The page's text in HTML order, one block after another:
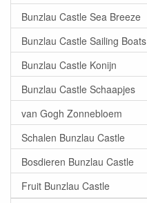
Bunzlau Castle Sea Breeze
Bunzlau Castle Sailing Boats
Bunzlau Castle Konijn
Bunzlau Castle Schaapjes
van Gogh Zonnebloem
Schalen Bunzlau Castle
Bosdieren Bunzlau Castle
Fruit Bunzlau Castle